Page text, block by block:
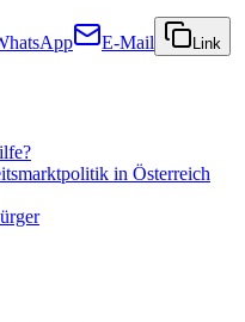
E-Mail Link
in Österreich